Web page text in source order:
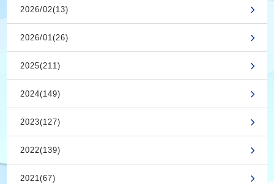
2026/02(13)
2026/01(26)
2025(211)
2024(149)
2023(127)
2022(139)
2021(67)